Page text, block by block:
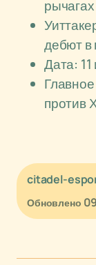
рычагах
дебют в
Дата:
против
citadel-
Обновлено